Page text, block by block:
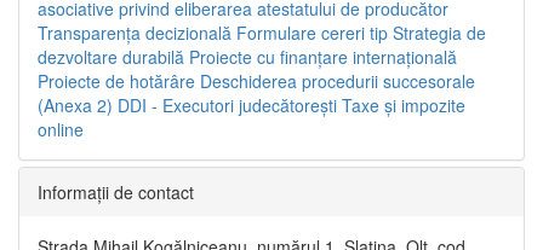
asociative privind eliberarea atestatului de producător
Transparenţa decizională Formulare cereri tip Strategia de
dezvoltare durabilă Proiecte cu finanţare internaţională
Proiecte de hotărâre Deschiderea procedurii succesorale
(Anexa 2) DDI - Executori judecătorești Taxe şi impozite
online
Informaţii de contact